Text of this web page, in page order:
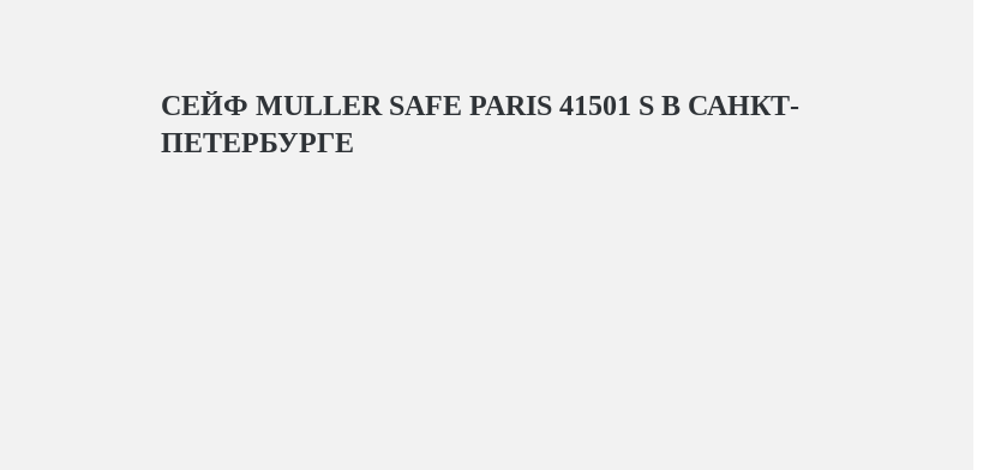
СЕЙФ MULLER SAFE PARIS 41501 S В САНКТ-
ПЕТЕРБУРГЕ